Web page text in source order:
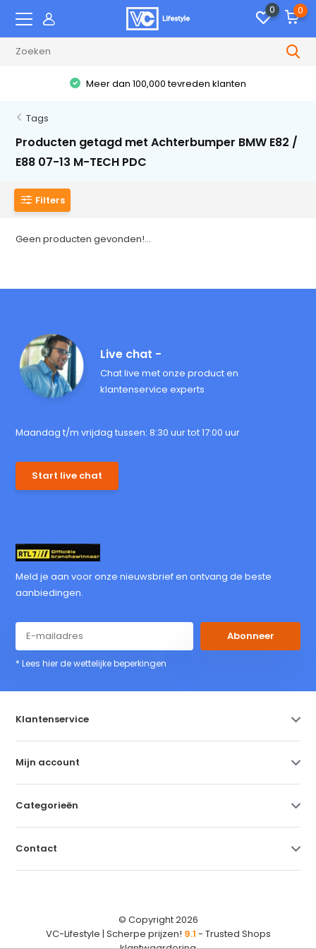
0 0
Meer dan 100,000 tevreden klanten
Tags
Producten getagd met Achterbumper BMW E82 /
E88 07-13 M-TECH PDC
Filters
Geen producten gevonden!...
Live chat -
Chat live met onze product en
klantenservice experts
Maandag t/m vrijdag tussen: 8:30 uur tot 17:00 uur
Start live chat
Meld je aan voor onze nieuwsbrief en ontvang de beste
aanbiedingen.
Abonneer
* Lees hier de wettelijke beperkingen
Klantenservice
Mijn account
Categorieën
Contact
© Copyright 2026
VC-Lifestyle | Scherpe prijzen! 9.1 - Trusted Shops